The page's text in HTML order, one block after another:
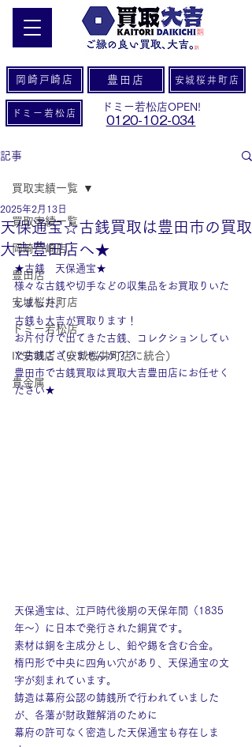
岡崎戸崎店 豊田店 安城桜井町店
ドミー若松店
ドミー若松店OPEN!
0120-102-034
記事
買取実績一覧
岡崎戸崎店
豊田店
安城桜井町店
ドミー若松店
IY安城店（安城桜井町店に統合）
貴金属
買取実績一覧
天保通宝☆古銭買取は豊田市の買取
大吉豊田店へ★
2025年2月13日
★古銭　天保通宝★
様々な古銭や切手などの収集品をお買取りいた
しました。
古銭も大吉が買取ります！
お片付けで出てきた古銭、コレクションしてい
た古銭ございませんか？？
豊田市で古銭買取は買取大吉豊田店にお任せく
ださい★
天保通宝は、江戸時代後期の天保年間（1835
年〜）に日本で発行された銅貨です。
素材は銅を主成分とし、鉛や錫を含む合金。
楕円形で中央に四角い穴があり、天保通宝の文
字が刻まれています。
鋳造は幕府公認の鋳銭所で行われていました
が、各藩が財政難解消のために
幕府の許可なく密造した天保通宝も存在しま